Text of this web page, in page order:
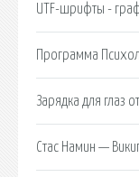
UTF-шрифты -
Программа
Зарядка для глаз
Стас Намин —